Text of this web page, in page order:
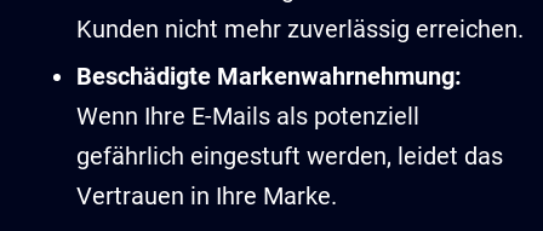
Kunden nicht mehr zuverlässig erreichen.
Beschädigte Markenwahrnehmung:
Wenn Ihre E-Mails als potenziell
gefährlich eingestuft werden, leidet das
Vertrauen in Ihre Marke.